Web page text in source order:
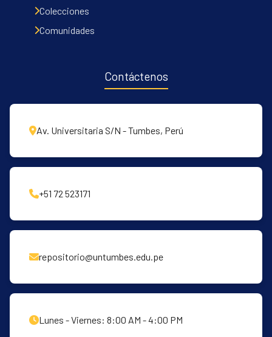
Colecciones
Comunidades
Contáctenos
Av. Universitaria S/N - Tumbes, Perú
+51 72 523171
repositorio@untumbes.edu.pe
Lunes - Viernes: 8:00 AM - 4:00 PM